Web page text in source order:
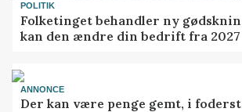
POLITIK
Folketinget behandler ny
kan den ændre din bedrift fra 2027
ANNONCE
Der kan være penge gemt, i